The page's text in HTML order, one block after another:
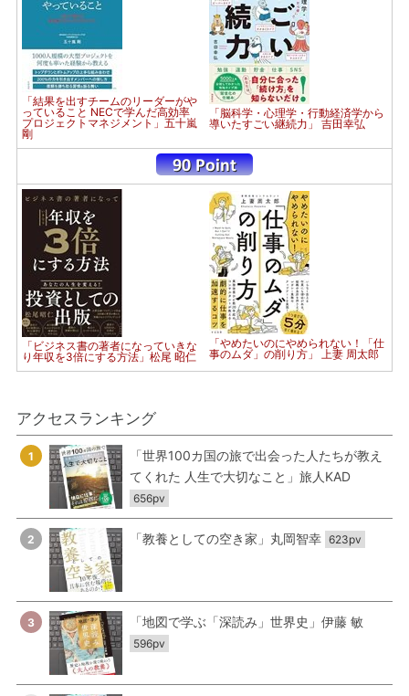
「結果を出すチームのリーダーがや
っていること NECで学んだ高効率
プロジェクトマネジメント」五十嵐
剛
「脳科学・心理学・行動経済学から
導いたすごい継続力」 吉田幸弘
「ビジネス書の著者になっていきな
り年収を3倍にする方法」松尾 昭仁
「やめたいのにやめられない！「仕
事のムダ」の削り方」 上妻 周太郎
アクセスランキング
1
「世界100カ国の旅で出会った人たちが教え
てくれた 人生で大切なこと」旅人KAD
656pv
2 「教養としての空き家」丸岡智幸 623pv
3 「地図で学ぶ「深読み」世界史」伊藤 敏
596pv